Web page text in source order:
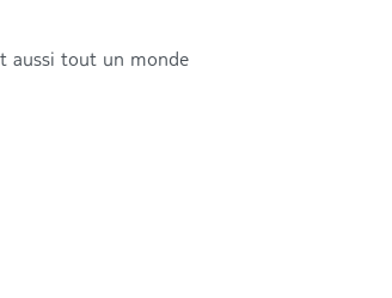
aussi tout un monde